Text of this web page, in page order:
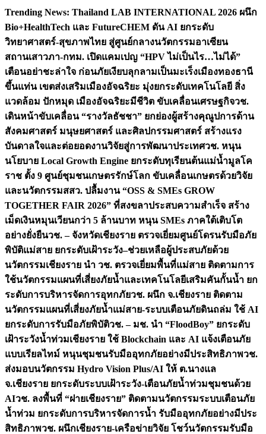
Skip
content
Trending News: Thailand LAB INTERNATIONAL 2026 ผนึก
Bio+HealthTech และ FutureCHEM ดัน AI ยกระดับ
วิทยาศาสตร์-สุขภาพไทย สู่ศูนย์กลางนวัตกรรมอาเซียน
สถานเสาวภา-กทม. เปิดแคมเปญ “HPV ไม่เป็นไร…ไม่ได้”
เตือนอย่าชะล่าใจ ก่อนภัยเงียบลุกลามเป็นมะเร็งเมืองทองธานี
ขึ้นแท่น เขตส่งเสริมเมืองอัจฉริยะ มุ่งยกระดับเทคโนโลยี สิ่ง
แวดล้อม ปักหมุด เมืองอัจฉริยะมีชีวิต ขับเคลื่อนเศรษฐกิจวช.
เดินหน้าขับเคลื่อน “รางวัลธัชชา” ยกย่องผู้สร้างคุณูปการด้าน
สังคมศาสตร์ มนุษยศาสตร์ และศิลปกรรมศาสตร์ สร้างแรง
บันดาลใจและต่อยอดงานวิจัยสู่การพัฒนาประเทศวช. หนุน
นโยบาย Local Growth Engine ยกระดับทุเรียนต้นแม่น้ำมูลโค
ราช ตั้ง 9 ศูนย์ชุมชนเกษตรรักษ์โลก ขับเคลื่อนเกษตรด้วยวิจัย
และนวัตกรรมสสว. ปลื้มงาน “OSS & SMEs GROW
TOGETHER FAIR 2026” ที่สงขลาประสบความสำเร็จ สร้าง
เม็ดเงินหมุนเวียนกว่า 5 ล้านบาท หนุน SMEs ภาคใต้เติบโต
อย่างยั่งยืนวช. – จังหวัดเชียงราย ตรวจเยี่ยมศูนย์โดรนรับมือภัย
พิบัติแม่สาย ยกระดับเฝ้าระวัง–ช่วยเหลือผู้ประสบภัยด้วย
นวัตกรรมเชียงราย นำ วช. ตรวจเยี่ยมพื้นที่แม่สาย ติดตามการ
ใช้นวัตกรรมแผนที่เสี่ยงภัยน้ำและเทคโนโลยีเสริมคันกั้นน้ำ ยก
ระดับการบริหารจัดการอุทกภัยวช. ผนึก จ.เชียงราย ติดตาม
นวัตกรรมแผนที่เสี่ยงภัยน้ำแม่สาย-ระบบเตือนภัยดินถล่ม ใช้ AI
ยกระดับการรับมือภัยพิบัติวช. – มช. นำ “FloodBoy” ยกระดับ
เฝ้าระวังน้ำท่วมเชียงราย ใช้ Blockchain และ AI แจ้งเตือนภัย
แบบเรียลไทม์ หนุนชุมชนรับมืออุทกภัยอย่างมีประสิทธิภาพวช.
ส่งมอบนวัตกรรม Hydro Vision Plus/AI ให้ ต.นางแล
จ.เชียงราย ยกระดับระบบเฝ้าระวัง-เตือนภัยน้ำท่วมชุมชนด้วย
AIวช. ลงพื้นที่ “ฝายเชียงราย” ติดตามนวัตกรรมระบบเตือนภัย
น้ำท่วม ยกระดับการบริหารจัดการน้ำ รับมืออุทกภัยอย่างมีประ
สิทธิภาพวช. ผนึกเชียงราย-เครือข่ายวิจัย โชว์นวัตกรรมรับมือ